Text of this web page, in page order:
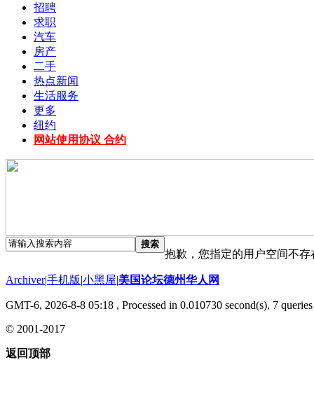
招聘
求职
汽车
房产
二手
热点新闻
生活服务
更多
纽约
网站使用协议 合约
搜索
抱歉，您指定的用户空间不存
Archiver|手机版|小黑屋|美国论坛德州华人网
GMT-6, 2026-8-8 05:18 , Processed in 0.010730 second(s), 7
© 2001-2017
返回顶部